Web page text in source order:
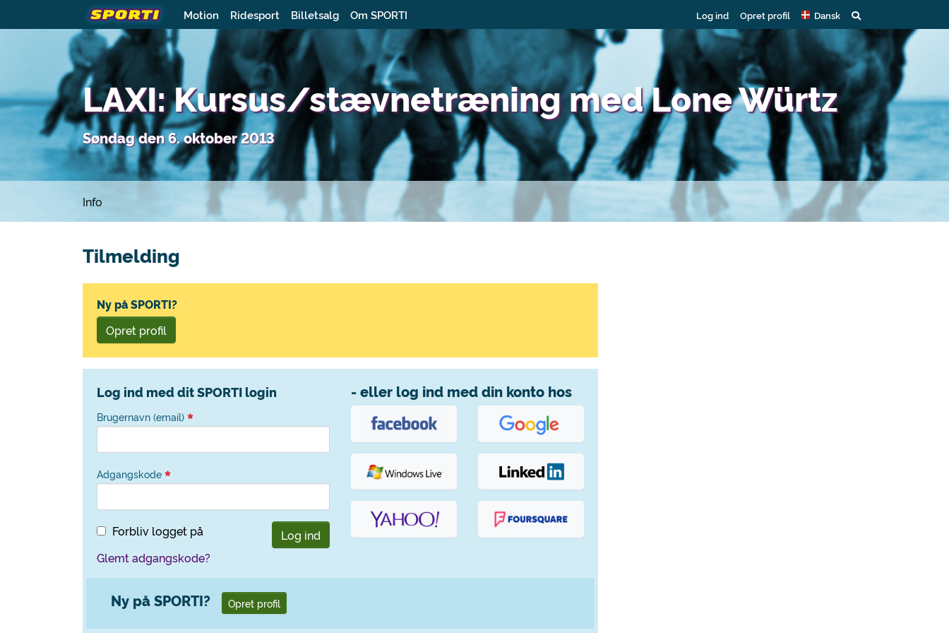
Motion Ridesport Billetsalg Om SPORTI Log ind Opret profil Dansk
LAXI: Kursus/stævnetræning med Lone Würtz
Søndag den 6. oktober 2013
Info
Tilmelding
Ny på SPORTI?
Opret profil
Log ind med dit SPORTI login
Brugernavn (email)
Adgangskode
Forbliv logget på
Log ind
Glemt adgangskode?
- eller log ind med din konto hos
Ny på SPORTI? Opret profil